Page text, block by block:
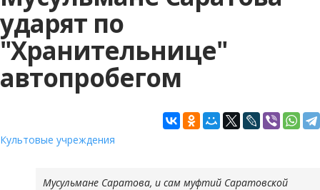
ударят по
"Хранительнице"
автопробегом
Культовые учреждения
Мусульмане Саратова, и сам муфтий Саратовской